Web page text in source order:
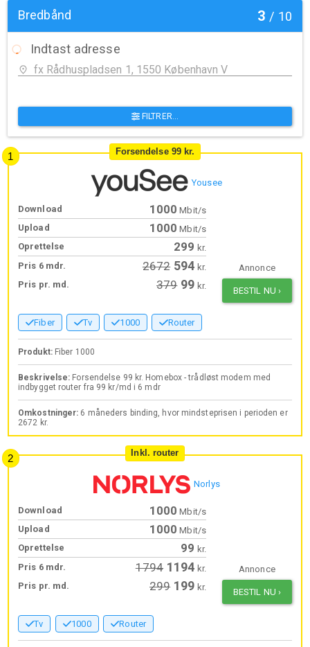
Bredbånd 3 / 10
Indtast adresse
FILTRER...
Forsendelse 99 kr.
Yousee
Download 1000 Mbit/s
Upload
1000 Mbit/s
Oprettelse
299 kr.
Pris 6 mdr.
2672 594 kr.
Pris pr. md.
379 99 kr.
Annonce
BESTIL NU ›
Fiber Tv 1000 Router
Produkt: Fiber 1000
Beskrivelse: Forsendelse 99 kr. Homebox - trådløst modem med
indbygget router fra 99 kr/md i 6 mdr
Omkostninger: 6 måneders binding, hvor mindsteprisen i perioden er
2672 kr.
Inkl. router
Norlys
Download 1000 Mbit/s
Upload
1000 Mbit/s
Oprettelse
99 kr.
Pris 6 mdr.
1794 1194 kr.
Pris pr. md.
299 199 kr.
Annonce
BESTIL NU ›
Tv 1000 Router